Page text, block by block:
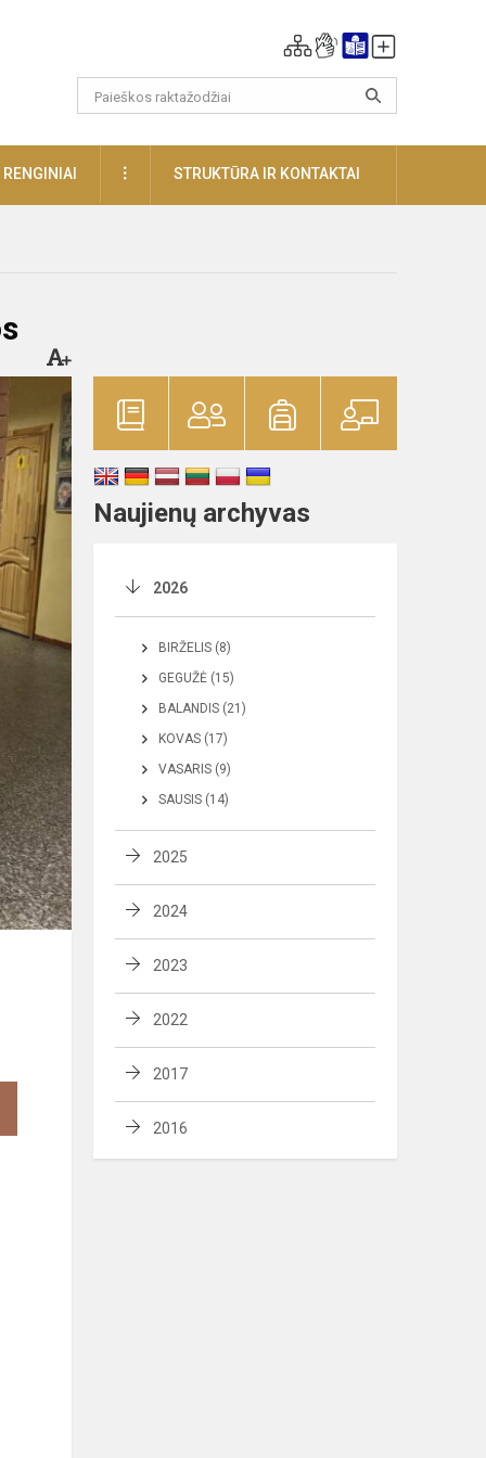
RENGINIAI DAUGIAUSTRUKTŪRA IR KONTAKTAI
Naujienų archyvas
2026
BIRŽELIS (8)
GEGUŽĖ (15)
BALANDIS (21)
KOVAS (17)
VASARIS (9)
SAUSIS (14)
2025
2024
2023
2022
2017
2016